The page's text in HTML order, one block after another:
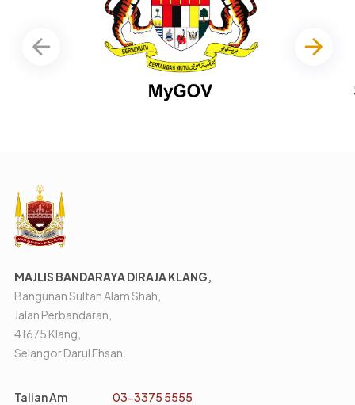
MAJLIS BANDARAYA DIRAJA KLANG,
Bangunan Sultan Alam Shah,
Jalan Perbandaran,
41675 Klang,
Selangor Darul Ehsan.
Talian Am 03-3375 5555